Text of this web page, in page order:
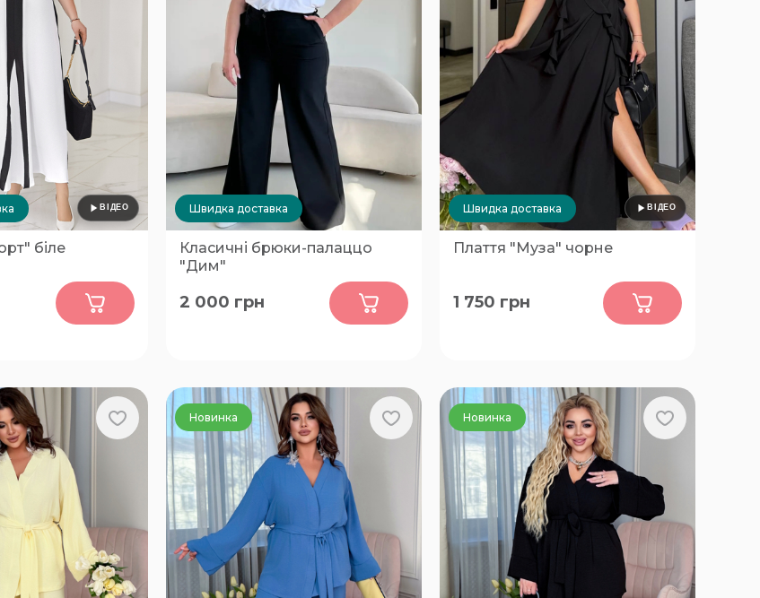
біле
Швидка доставка
Класичні брюки-палаццо
"Дим"
2 000 грн
Швидка доставка
Плаття "Муза" чорне
1 750 грн
Новинка Новинка